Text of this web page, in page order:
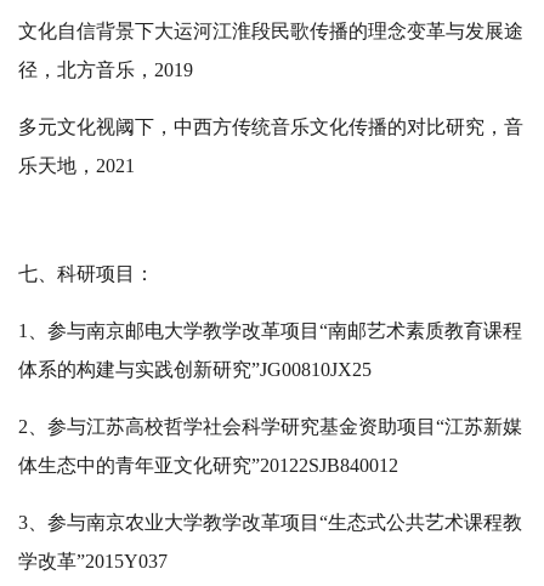
文化自信背景下大运河江淮段民歌传播的理念变革与发展途
径，北方音乐，2019
多元文化视阈下，中西方传统音乐文化传播的对比研究，音
乐天地，2021
七、科研项目：
1、参与南京邮电大学教学改革项目“南邮艺术素质教育课程
体系的构建与实践创新研究”JG00810JX25
2、参与江苏高校哲学社会科学研究基金资助项目“江苏新媒
体生态中的青年亚文化研究”20122SJB840012
3、参与南京农业大学教学改革项目“生态式公共艺术课程教
学改革”2015Y037